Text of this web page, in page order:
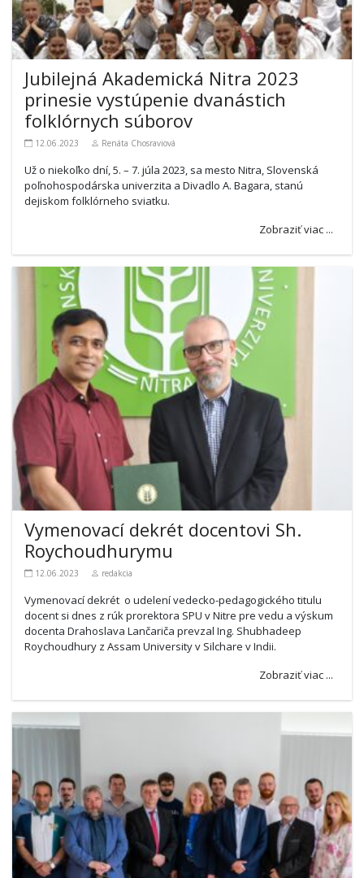
Jubilejná Akademická Nitra 2023
prinesie vystúpenie dvanástich
folklórnych súborov
12.06.2023 Renáta Chosraviová
Už o niekoľko dní, 5. – 7. júla 2023, sa mesto Nitra, Slovenská
poľnohospodárska univerzita a Divadlo A. Bagara, stanú
dejiskom folklórneho sviatku.
Zobraziť viac ...
Vymenovací dekrét docentovi Sh.
Roychoudhurymu
12.06.2023 redakcia
Vymenovací dekrét o udelení vedecko-pedagogického titulu
docent si dnes z rúk prorektora SPU v Nitre pre vedu a výskum
docenta Drahoslava Lančariča prevzal Ing. Shubhadeep
Roychoudhury z Assam University v Silchare v Indii.
Zobraziť viac ...